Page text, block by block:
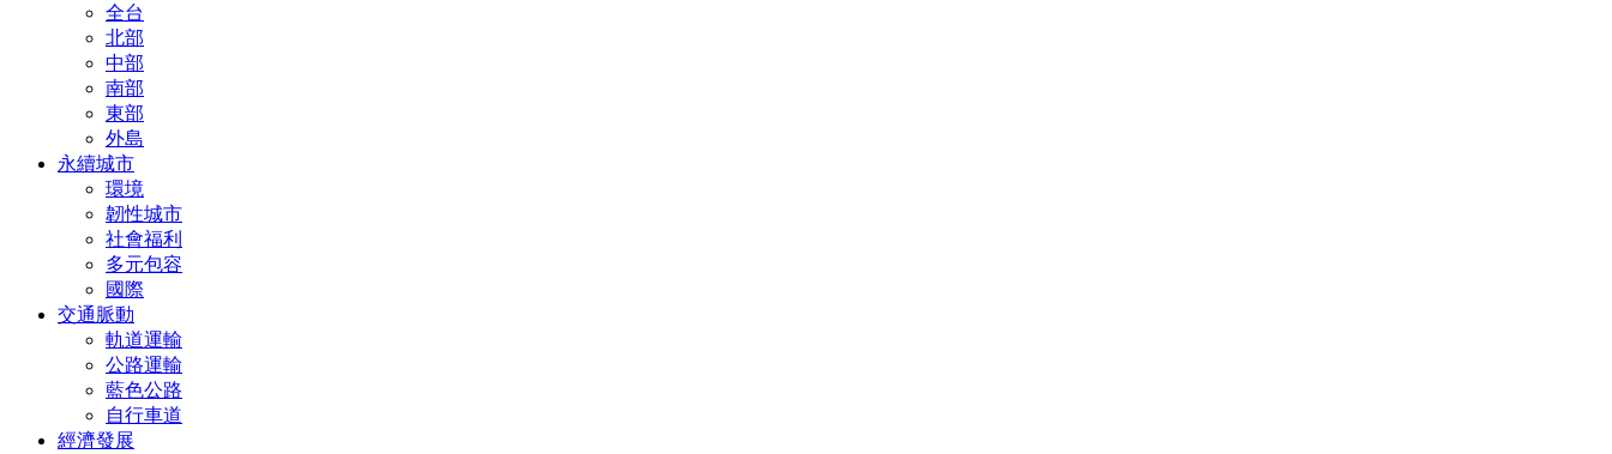
全台
北部
中部
南部
東部
外島
永續城市
環境
韌性城市
社會福利
多元包容
國際
交通脈動
軌道運輸
公路運輸
藍色公路
自行車道
經濟發展